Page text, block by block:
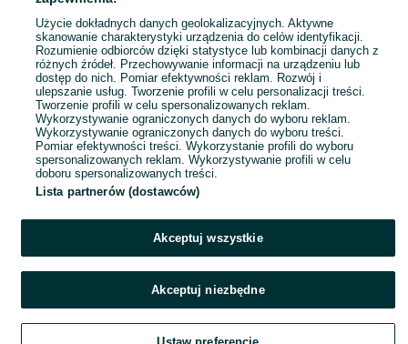
Użycie dokładnych danych geolokalizacyjnych. Aktywne
skanowanie charakterystyki urządzenia do celów identyfikacji.
Rozumienie odbiorców dzięki statystyce lub kombinacji danych z
różnych źródeł. Przechowywanie informacji na urządzeniu lub
dostęp do nich. Pomiar efektywności reklam. Rozwój i
ulepszanie usług. Tworzenie profili w celu personalizacji treści.
Tworzenie profili w celu spersonalizowanych reklam.
Wykorzystywanie ograniczonych danych do wyboru reklam.
Wykorzystywanie ograniczonych danych do wyboru treści.
Pomiar efektywności treści. Wykorzystanie profili do wyboru
spersonalizowanych reklam. Wykorzystywanie profili w celu
doboru spersonalizowanych treści.
Lista partnerów (dostawców)
Akceptuj wszystkie
Akceptuj niezbędne